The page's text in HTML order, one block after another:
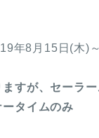
年8月15日(木)
すが、セーラ
タイムのみ